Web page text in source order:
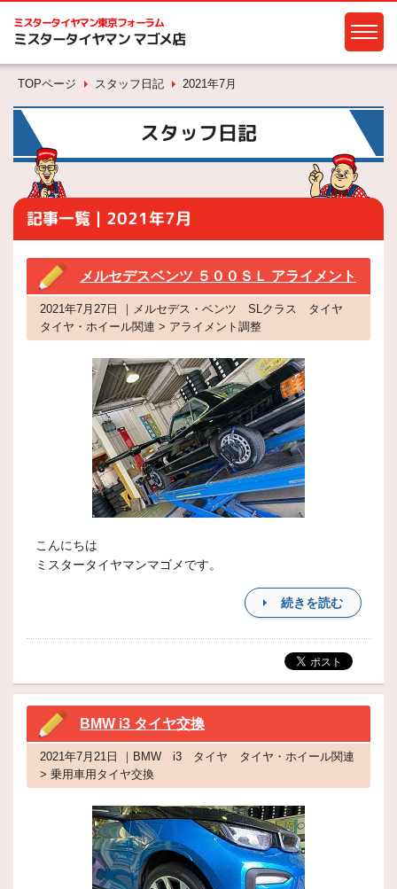
ミスタータイヤマン東京フォーラム
ミスタータイヤマン マゴメ店
TOPページ スタッフ日記 2021年7月
スタッフ日記
記事一覧｜2021年7月
メルセデスベンツ ５００ＳＬ アライメント
2021年7月27日 ｜メルセデス・ベンツ SLクラス タイヤ
タイヤ・ホイール関連 > アライメント調整
こんにちは
ミスタータイヤマンマゴメです。
続きを読む
BMW i3 タイヤ交換
2021年7月21日 ｜BMW i3 タイヤ タイヤ・ホイール関連
> 乗用車用タイヤ交換